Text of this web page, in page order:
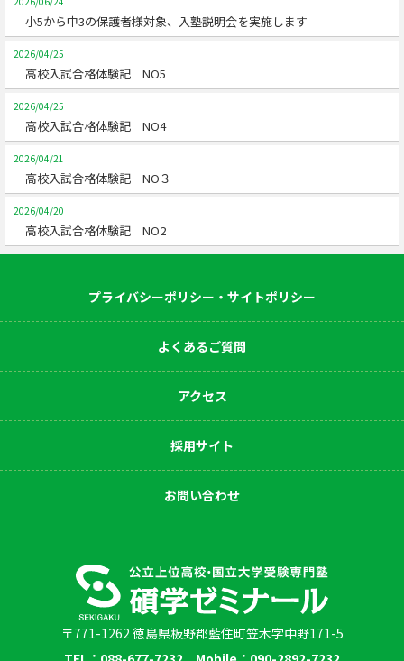
小5から中3の保護者様対象、入塾説明会を実施します
2026/04/25
高校入試合格体験記 NO5
2026/04/25
高校入試合格体験記 NO4
2026/04/21
高校入試合格体験記 NO３
2026/04/20
高校入試合格体験記 NO2
プライバシーポリシー・サイトポリシー
よくあるご質問
アクセス
採用サイト
お問い合わせ
〒771-1262 徳島県板野郡藍住町笠木字中野171-5